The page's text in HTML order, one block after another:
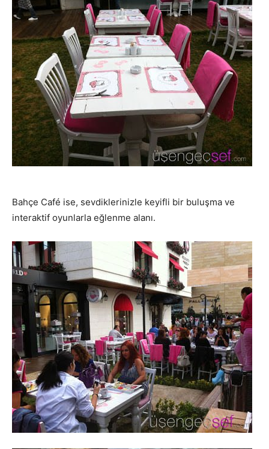
Bahçe Café ise, sevdiklerinizle keyifli bir buluşma ve
interaktif oyunlarla eğlenme alanı.